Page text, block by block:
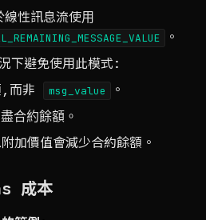
性訊息流使用
。
下避免使用此模式:
,而非
msg_value 。
合約餘額。
加價值會減少合約餘額。
成本